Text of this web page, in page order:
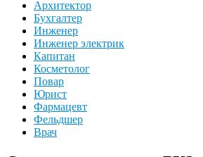
Архитектор
Бухгалтер
Инженер
Инженер электрик
Капитан
Косметолог
Повар
Юрист
Фармацевт
Фельдшер
Врач